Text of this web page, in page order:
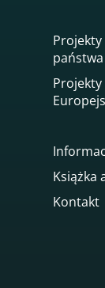
państwa
Książka
Kontakt